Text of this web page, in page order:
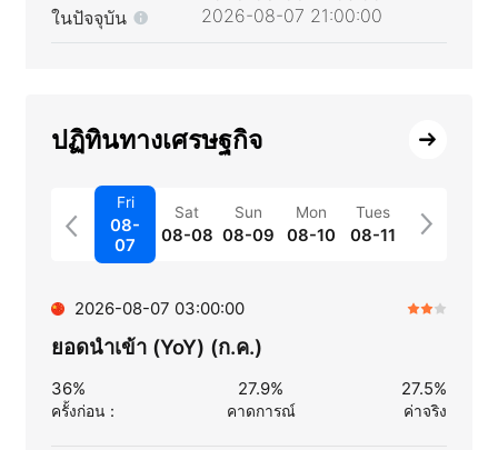
ในปัจจุบัน
2026-08-07 21:00:00
ปฏิทินทางเศรษฐกิจ
Fri
08-
07
Sat
08-08
Sun
08-09
Mon
08-10
Tues
08-11
2026-08-07 03:00:00
ยอดนำเข้า (YoY) (ก.ค.)
36%
ครั้งก่อน：
27.9%
คาดการณ์
27.5%
ค่าจริง